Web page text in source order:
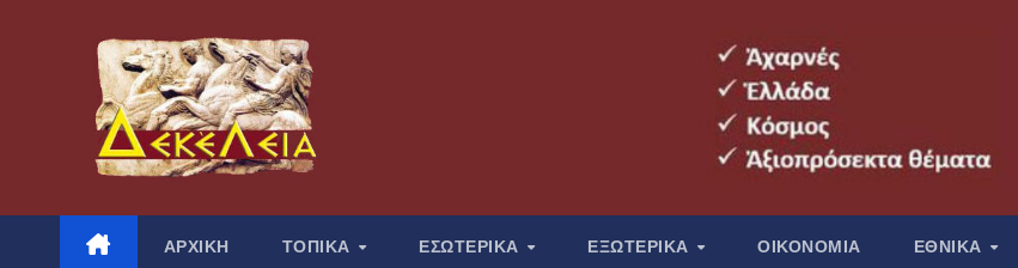
περιεχόμενο
ΑΡΧΙΚΗ ΤΟΠΙΚΑ ΕΣΩΤΕΡΙΚΑ ΕΞΩΤΕΡΙΚΑ ΟΙΚΟΝΟΜΙΑ ΕΘΝΙΚΑ